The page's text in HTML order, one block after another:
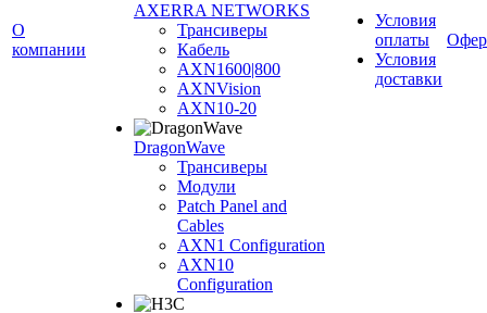
О
компании
AXERRA NETWORKS
Трансиверы
Кабель
AXN1600|800
AXNVision
AXN10-20
DragonWave
Трансиверы
Модули
Patch Panel and
Cables
AXN1 Configuration
AXN10
Configuration
Условия
оплаты
Условия
доставки